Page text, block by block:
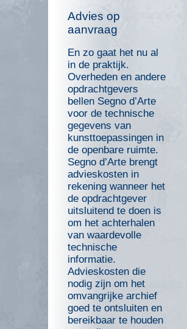
Advies op
aanvraag
En zo gaat het nu al
in de praktijk.
Overheden en andere
opdrachtgevers
bellen Segno d’Arte
voor de technische
gegevens van
kunsttoepassingen in
de openbare ruimte.
Segno d’Arte brengt
advieskosten in
rekening wanneer het
de opdrachtgever
uitsluitend te doen is
om het achterhalen
van waardevolle
technische
informatie.
Advieskosten die
nodig zijn om het
omvangrijke archief
goed te ontsluiten en
bereikbaar te houden